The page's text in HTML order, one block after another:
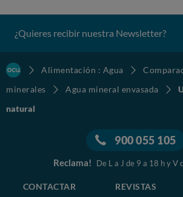
¿Quieres recibir nuestra Newsletter?
Alimentación : Agua
minerales
Agua mineral envasada
natural
900 055 105
Reclama! De L a J de 9 a 18 h y V
CONTACTAR REVISTAS